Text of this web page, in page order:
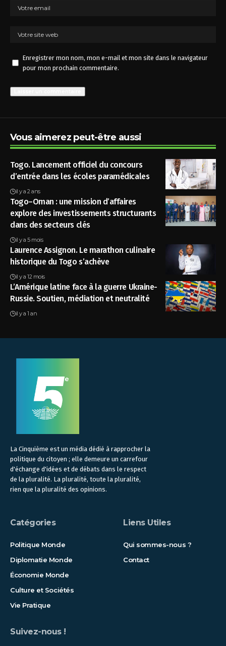
Enregistrer mon nom, mon e-mail et mon site dans le navigateur
pour mon prochain commentaire.
Vous aimerez peut-être aussi
Togo. Lancement officiel du concours
d’entrée dans les écoles paramédicales
il y a 2 ans
Togo–Oman : une mission d’affaires
explore des investissements structurants
dans des secteurs clés
il y a 5 mois
Laurence Assignon. Le marathon culinaire
historique du Togo s’achève
il y a 12 mois
L’Amérique latine face à la guerre Ukraine-
Russie. Soutien, médiation et neutralité
il y a 1 an
La Cinquième est un média dédié à rapprocher la
politique du citoyen ; elle demeure un carrefour
d'échange d'idées et de débats dans le respect
de la pluralité. La pluralité, toute la pluralité,
rien que la pluralité des opinions.
Catégories
Politique Monde
Diplomatie Monde
Économie Monde
Culture et Sociétés
Vie Pratique
Liens Utiles
Qui sommes-nous ?
Contact
Suivez-nous !